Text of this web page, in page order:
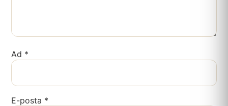
Ad *
E-posta *